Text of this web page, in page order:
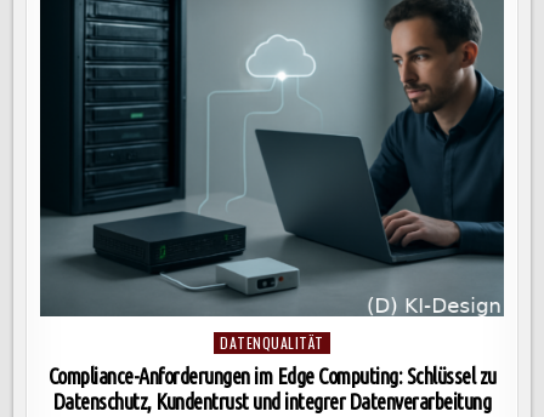
VERBESSERUNG
VON
GESCHÄFTSPROZESSEN
IN
UNTERNEHMEN
Posted
in
DATENQUALITÄT
Compliance-Anforderungen im Edge Computing: Schlüssel zu
Datenschutz, Kundentrust und integrer Datenverarbeitung